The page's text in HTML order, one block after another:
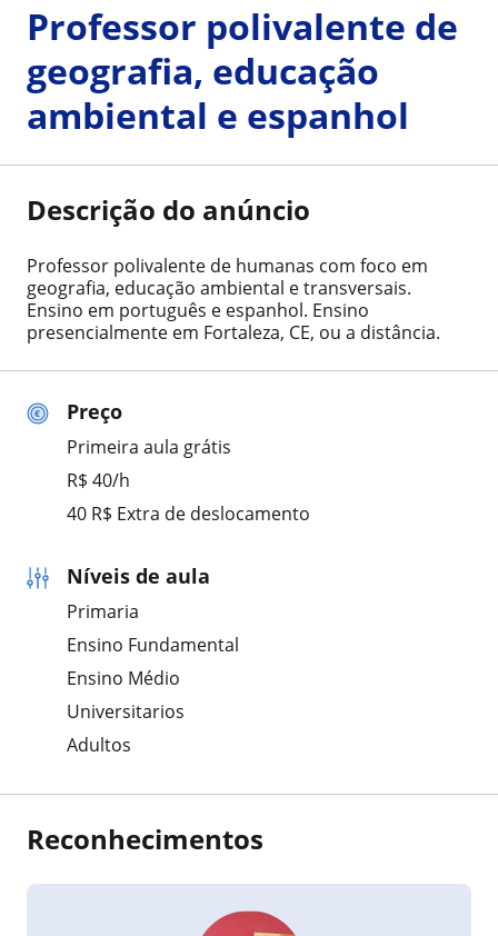
Preço
Primeira aula grátis
R$ 40/h
40 R$ Extra de deslocamento
Níveis de aula
Primaria
Ensino Fundamental
Ensino Médio
Universitarios
Adultos
Professor polivalente de
geografia, educação
ambiental e espanhol
Descrição do anúncio
Professor polivalente de humanas com foco em
geografia, educação ambiental e transversais.
Ensino em português e espanhol. Ensino
presencialmente em Fortaleza, CE, ou a distância.
Reconhecimentos